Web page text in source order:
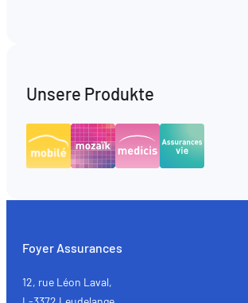
Unsere Produkte
Foyer Assurances
12, rue Léon Laval,